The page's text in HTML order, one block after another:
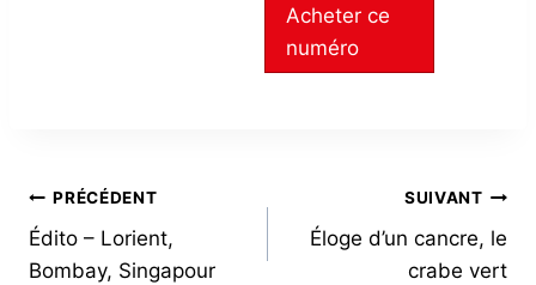
Acheter ce
numéro
NAVIGATION
DE
PRÉCÉDENT
Édito – Lorient,
Bombay, Singapour
SUIVANT
Éloge d’un cancre, le
crabe vert